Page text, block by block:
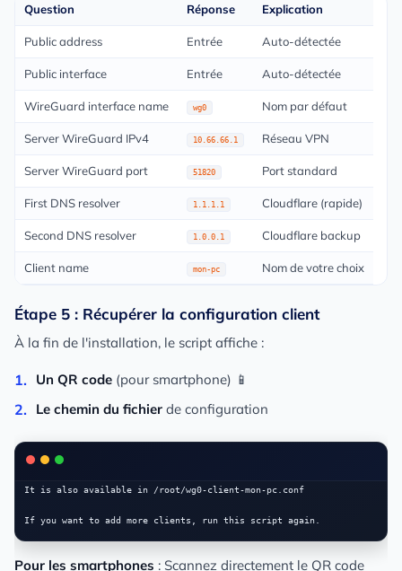
Question Réponse Explication
Public address Entrée Auto-détectée
Public interface Entrée Auto-détectée
WireGuard interface name wg0 Nom par défaut
Server WireGuard IPv4 10.66.66.1 Réseau VPN
Server WireGuard port 51820 Port standard
First DNS resolver 1.1.1.1 Cloudflare (rapide)
Second DNS resolver 1.0.0.1 Cloudflare backup
Client name mon-pc Nom de votre choix
Étape 5 : Récupérer la configuration client
À la fin de l'installation, le script affiche :
Un QR code (pour smartphone) 📱
Le chemin du fichier de configuration
It is also available in /root/wg0-client-mon-pc.conf
Pour les smartphones : Scannez directement le QR code